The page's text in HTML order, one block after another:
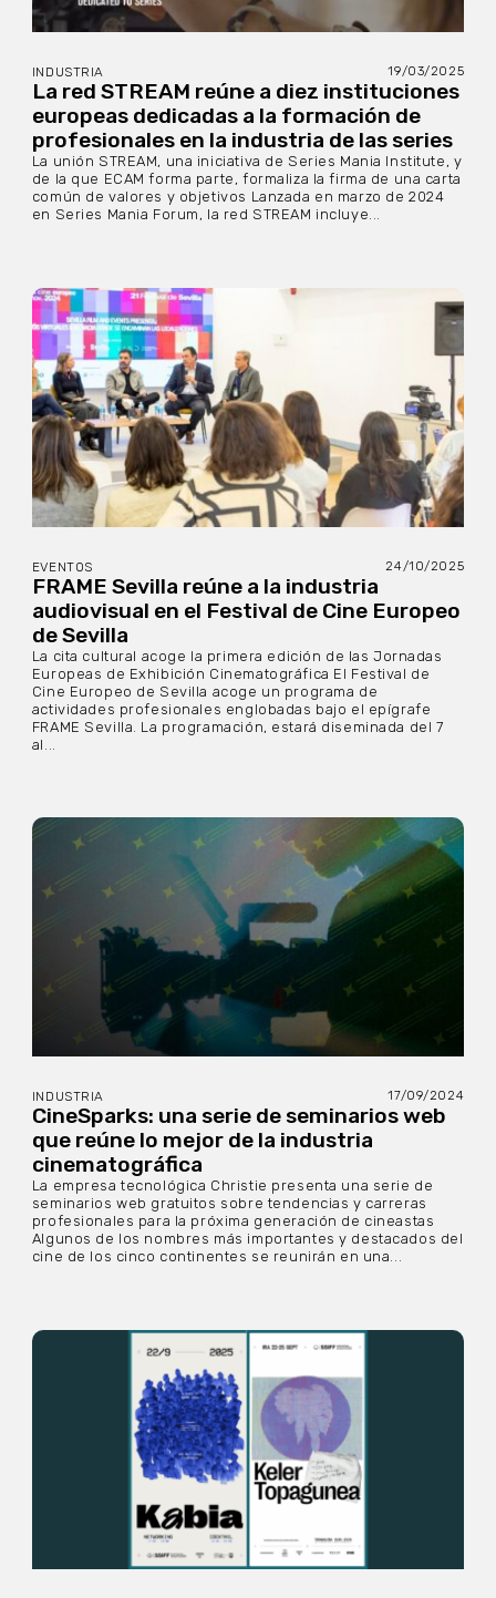
INDUSTRIA 19/03/2025
La red STREAM reúne a diez instituciones
europeas dedicadas a la formación de
profesionales en la industria de las series
La unión STREAM, una iniciativa de Series Mania Institute, y
de la que ECAM forma parte, formaliza la firma de una carta
común de valores y objetivos Lanzada en marzo de 2024
en Series Mania Forum, la red STREAM incluye...
EVENTOS 24/10/2025
FRAME Sevilla reúne a la industria
audiovisual en el Festival de Cine Europeo
de Sevilla
La cita cultural acoge la primera edición de las Jornadas
Europeas de Exhibición Cinematográfica El Festival de
Cine Europeo de Sevilla acoge un programa de
actividades profesionales englobadas bajo el epígrafe
FRAME Sevilla. La programación, estará diseminada del 7
al...
INDUSTRIA 17/09/2024
CineSparks: una serie de seminarios web
que reúne lo mejor de la industria
cinematográfica
La empresa tecnológica Christie presenta una serie de
seminarios web gratuitos sobre tendencias y carreras
profesionales para la próxima generación de cineastas
Algunos de los nombres más importantes y destacados del
cine de los cinco continentes se reunirán en una...